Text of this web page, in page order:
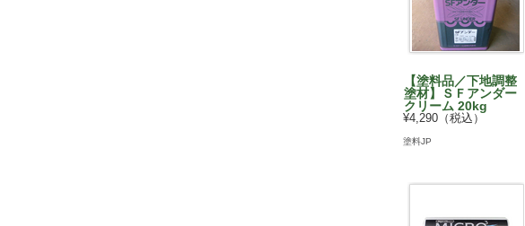
【塗料品／下地調整
塗材】ＳＦアンダー
クリーム 20kg
¥4,290（税込）
塗料JP